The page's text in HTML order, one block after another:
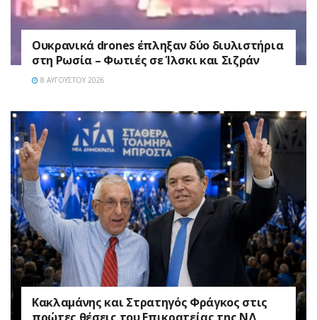
Ουκρανικά drones έπληξαν δύο διυλιστήρια
στη Ρωσία – Φωτιές σε Ίλσκι και Σιζράν
8 ΑΥΓΟΎΣΤΟΥ 2026
Κακλαμάνης και Στρατηγός Φράγκος στις